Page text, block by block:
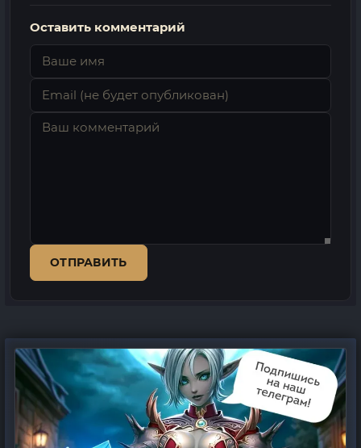
Оставить комментарий
ОТПРАВИТЬ